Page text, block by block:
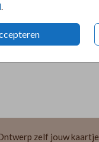
zelf jouw kaartje